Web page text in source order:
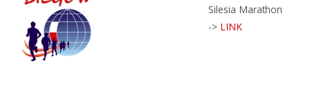
Silesia Marathon
-> LINK